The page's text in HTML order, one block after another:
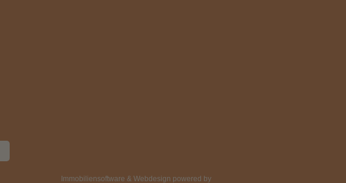
Immobiliensoftware & Webdesign powered by